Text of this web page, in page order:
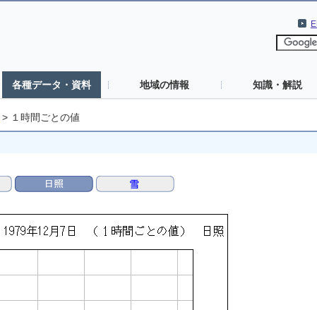
各種データ・資料 地域の情報 知識・解説
> １時間ごとの値